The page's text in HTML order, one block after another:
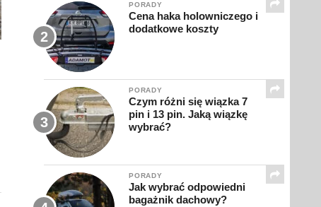
PORADY
Cena haka holowniczego i
dodatkowe koszty
PORADY
Czym różni się wiązka 7
pin i 13 pin. Jaką wiązkę
wybrać?
PORADY
Jak wybrać odpowiedni
bagażnik dachowy?